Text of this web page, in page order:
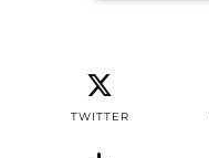
TWITTER